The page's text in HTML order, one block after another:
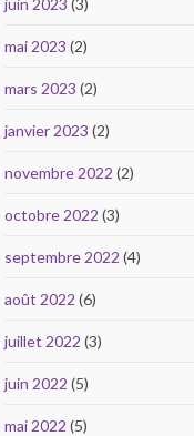
mai 2023 (2)
mars 2023 (2)
janvier 2023 (2)
novembre 2022 (2)
octobre 2022 (3)
septembre 2022 (4)
août 2022 (6)
juillet 2022 (3)
juin 2022 (5)
mai 2022 (5)